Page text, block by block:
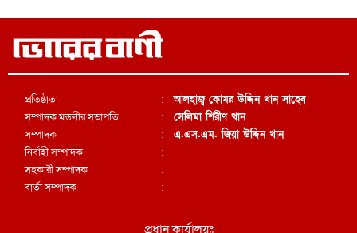
প্রতিষ্ঠাতা
সম্পাদক মন্ডলীর সভাপতি
সম্পাদক
নির্বাহী সম্পাদক
সহকারী সম্পাদক
বার্তা সম্পাদক
:
:
:
:
:
:
আলহাজ্ব কোমর উদ্দিন খান সাহেব
সেলিমা শিরীণ খান
এ.এস.এম. জিয়া উদ্দিন খান